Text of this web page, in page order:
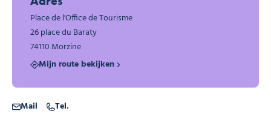
Place de l'Office de Tourisme
26 place du Baraty
74110 Morzine
Mijn route bekijken
Mail Tel.